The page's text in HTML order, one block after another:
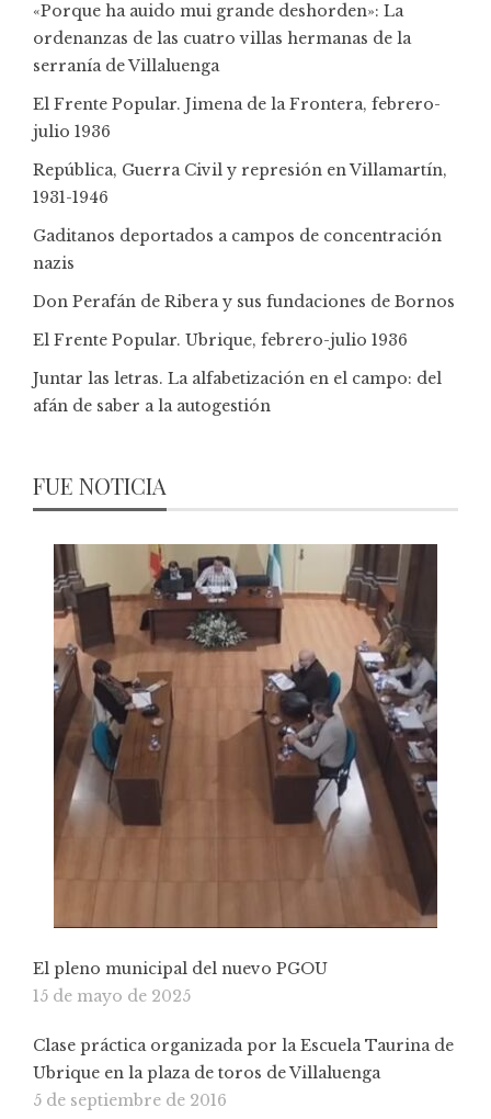
«Porque ha auido mui grande deshorden»: La
ordenanzas de las cuatro villas hermanas de la
serranía de Villaluenga
El Frente Popular. Jimena de la Frontera, febrero-
julio 1936
República, Guerra Civil y represión en Villamartín,
1931-1946
Gaditanos deportados a campos de concentración
nazis
Don Perafán de Ribera y sus fundaciones de Bornos
El Frente Popular. Ubrique, febrero-julio 1936
Juntar las letras. La alfabetización en el campo: del
afán de saber a la autogestión
FUE NOTICIA
El pleno municipal del nuevo PGOU
15 de mayo de 2025
Clase práctica organizada por la Escuela Taurina de
Ubrique en la plaza de toros de Villaluenga
5 de septiembre de 2016